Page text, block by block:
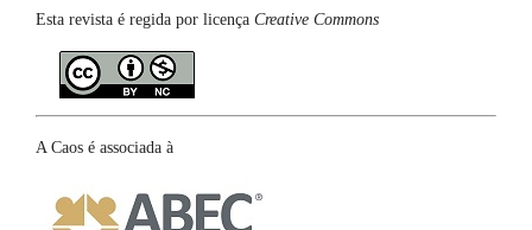
Esta revista é regida por licença Creative Commons
A Caos é associada à